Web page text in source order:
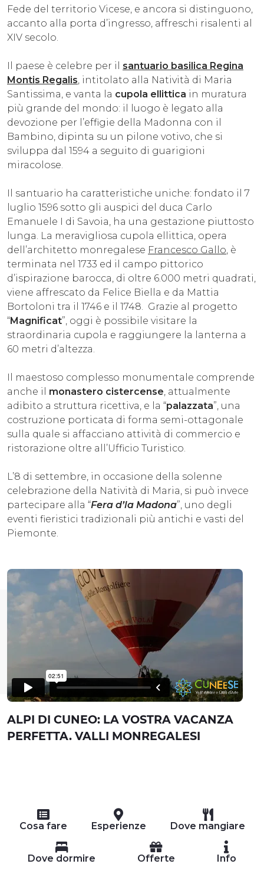
Fede del territorio Vicese, e ancora si distinguono,
accanto alla porta d’ingresso, affreschi risalenti al
XIV secolo.
Il paese è celebre per il santuario basilica Regina
Montis Regalis, intitolato alla Natività di Maria
Santissima, e vanta la cupola ellittica in muratura
più grande del mondo: il luogo è legato alla
devozione per l’effigie della Madonna con il
Bambino, dipinta su un pilone votivo, che si
sviluppa dal 1594 a seguito di guarigioni
miracolose.
Il santuario ha caratteristiche uniche: fondato il 7
luglio 1596 sotto gli auspici del duca Carlo
Emanuele I di Savoia, ha una gestazione piuttosto
lunga. La meravigliosa cupola ellittica, opera
dell’architetto monregalese Francesco Gallo, è
terminata nel 1733 ed il campo pittorico
d’ispirazione barocca, di oltre 6.000 metri quadrati,
viene affrescato da Felice Biella e da Mattia
Bortoloni tra il 1746 e il 1748. Grazie al progetto
“Magnificat”, oggi è possibile visitare la
straordinaria cupola e raggiungere la lanterna a
60 metri d’altezza.
Il maestoso complesso monumentale comprende
anche il monastero cistercense, attualmente
adibito a struttura ricettiva, e la “palazzata”, una
costruzione porticata di forma semi-ottagonale
sulla quale si affacciano attività di commercio e
ristorazione oltre all’Ufficio Turistico.
L’8 di settembre, in occasione della solenne
celebrazione della Natività di Maria, si può invece
partecipare alla “Fera d’la Madona”, uno degli
eventi fieristici tradizionali più antichi e vasti del
Piemonte.
ALPI DI CUNEO: LA VOSTRA VACANZA
PERFETTA. VALLI MONREGALESI
Cosa fare Esperienze Dove mangiare
Dove dormire Offerte Info